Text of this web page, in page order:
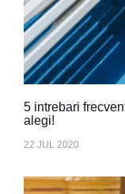
5 intrebari
alegi!
22 JUL 2020